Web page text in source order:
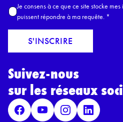
E
a
l
A
c
c
r
R
P
D
*
Je consens à ce que ce site stocke
puissent répondre à ma requête. *
S'INSCRIRE
Suivez-nous
sur les réseaux